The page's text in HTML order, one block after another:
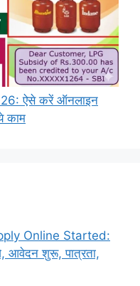
ऐसे करें ऑनलाइन
काम
Online Started:
आवेदन शुरू, पात्रता,